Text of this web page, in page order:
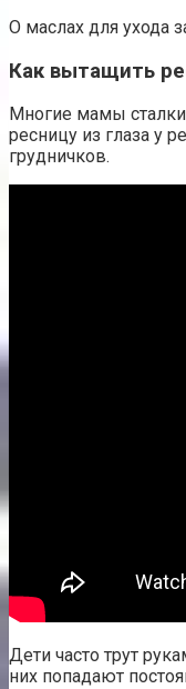
О маслах для ухода
Как вытащить
Многие мамы
ресницу из глаза у
грудничков.
Дети часто трут
них попадают